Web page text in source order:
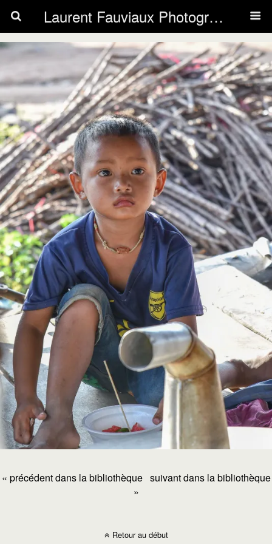
Laurent Fauviaux Photography
« précédent dans la bibliothèque suivant dans la bibliothèque
»
Retour au début